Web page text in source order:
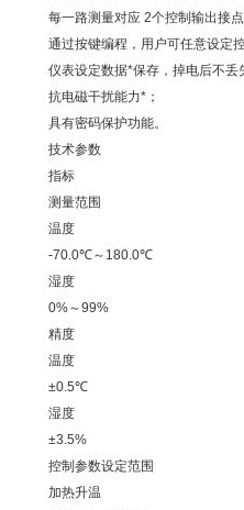
每一路测量对应 2个控制输出接
通过按键编程，用户可任意设定
仪表设定数据*保存，掉电后不丢
抗电磁干扰能力*；
具有密码保护功能。
技术参数
指标
测量范围
温度
-70.0℃～180.0℃
湿度
0%～99%
精度
温度
±0.5℃
湿度
±3.5%
控制参数设定范围
加热升温